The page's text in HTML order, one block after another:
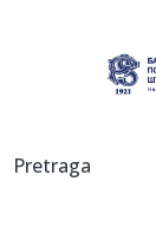
18:06:
izvinjen...
Pretraga